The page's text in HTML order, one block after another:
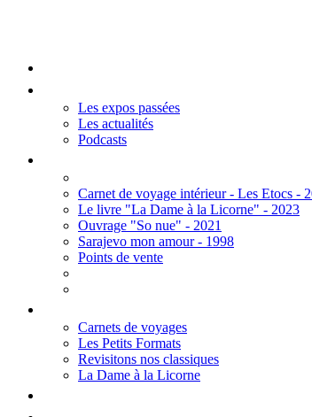
Les expos passées
Les actualités
Podcasts
Carnet de voyage intérieur - Les Etocs -
Le livre "La Dame à la Licorne" - 2023
Ouvrage "So nue" - 2021
Sarajevo mon amour - 1998
Points de vente
Carnets de voyages
Les Petits Formats
Revisitons nos classiques
La Dame à la Licorne